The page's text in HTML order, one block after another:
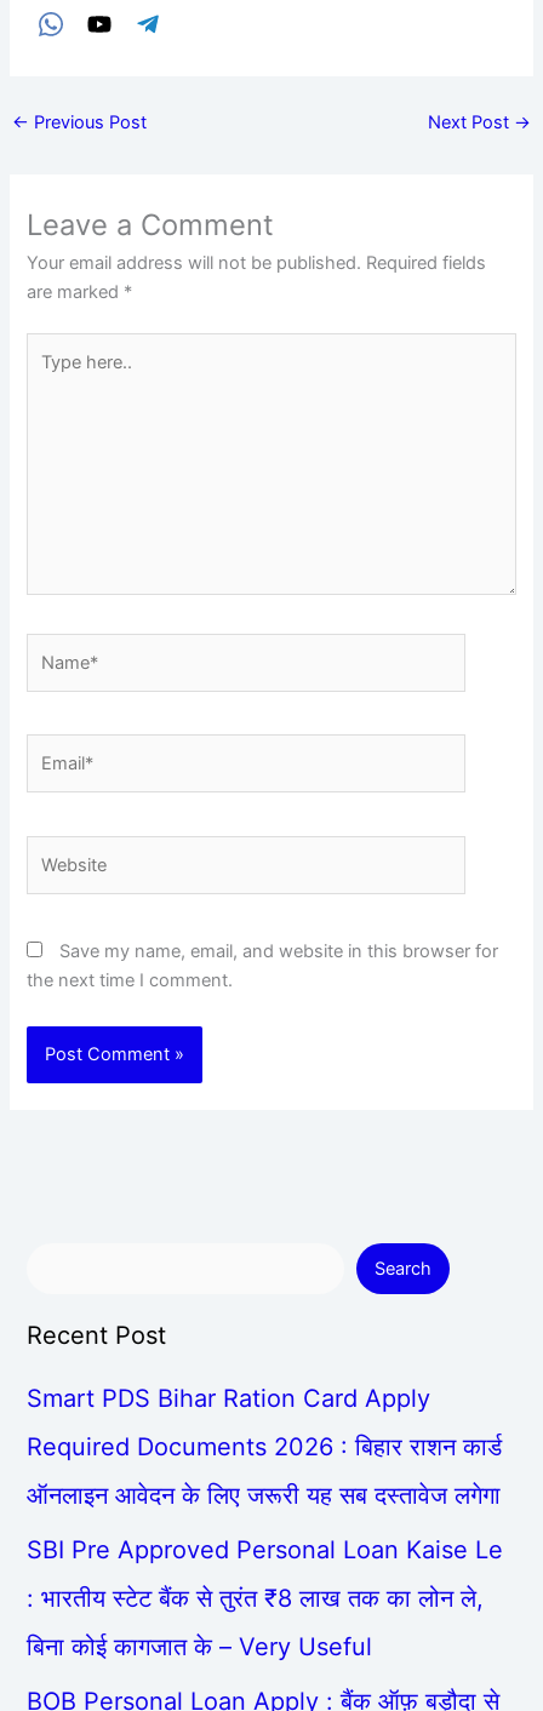
← Previous Post Next Post →
Leave a Comment
Your email address will not be published. Required fields
are marked *
here..
Save my name, email, and website in this browser for
the next time I comment.
Search
Recent Post
Smart PDS Bihar Ration Card Apply
Required Documents 2026 : बिहार राशन कार्ड
ऑनलाइन आवेदन के लिए जरूरी यह सब दस्तावेज लगेगा
SBI Pre Approved Personal Loan Kaise Le
: भारतीय स्टेट बैंक से तुरंत ₹8 लाख तक का लोन ले,
बिना कोई कागजात के – Very Useful
BOB Personal Loan Apply : बैंक ऑफ़ बड़ौदा से